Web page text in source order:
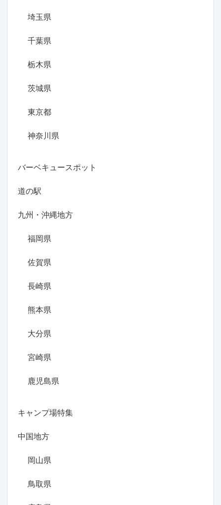
埼玉県
千葉県
栃木県
茨城県
東京都
神奈川県
バーベキュースポット
道の駅
九州・沖縄地方
福岡県
佐賀県
長崎県
熊本県
大分県
宮崎県
鹿児島県
キャンプ場特集
中国地方
岡山県
鳥取県